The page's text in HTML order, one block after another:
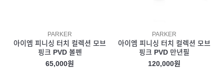
PARKER
아이엠 피니싱 터치 컬렉션 모브
핑크 PVD 볼펜
65,000원
PARKER
아이엠 피니싱 터치 컬렉션 모브
핑크 PVD 만년필
120,000원